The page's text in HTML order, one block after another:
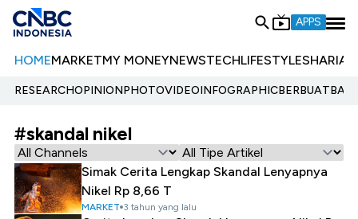
APPS
HOMEMARKETMY MONEYNEWSTECHLIFESTYLESHARIA
RESEARCHOPINIONPHOTOVIDEOINFOGRAPHIC
#skandal nikel
Simak Cerita Lengkap Skandal Lenyapnya
Nikel Rp 8,66 T
MARKET 3 tahun yang lalu